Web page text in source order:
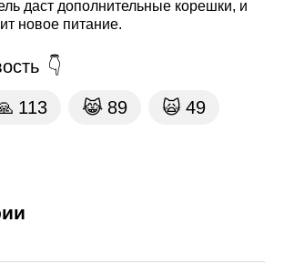
даст дополнительные корешки, и
новое питание.
113 😹 89 🙀 49